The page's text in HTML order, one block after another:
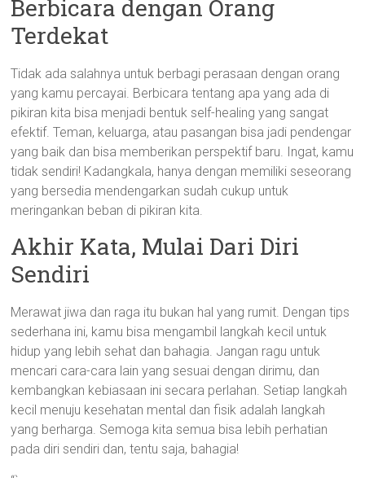
Berbicara dengan Orang
Terdekat
Tidak ada salahnya untuk berbagi perasaan dengan orang
yang kamu percayai. Berbicara tentang apa yang ada di
pikiran kita bisa menjadi bentuk self-healing yang sangat
efektif. Teman, keluarga, atau pasangan bisa jadi pendengar
yang baik dan bisa memberikan perspektif baru. Ingat, kamu
tidak sendiri! Kadangkala, hanya dengan memiliki seseorang
yang bersedia mendengarkan sudah cukup untuk
meringankan beban di pikiran kita.
Akhir Kata, Mulai Dari Diri
Sendiri
Merawat jiwa dan raga itu bukan hal yang rumit. Dengan tips
sederhana ini, kamu bisa mengambil langkah kecil untuk
hidup yang lebih sehat dan bahagia. Jangan ragu untuk
mencari cara-cara lain yang sesuai dengan dirimu, dan
kembangkan kebiasaan ini secara perlahan. Setiap langkah
kecil menuju kesehatan mental dan fisik adalah langkah
yang berharga. Semoga kita semua bisa lebih perhatian
pada diri sendiri dan, tentu saja, bahagia!
“`